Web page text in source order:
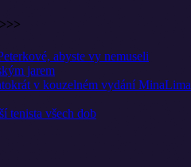
abyste vy nemuseli
jarem
v kouzelném vydání MinaLima
tenista všech dob